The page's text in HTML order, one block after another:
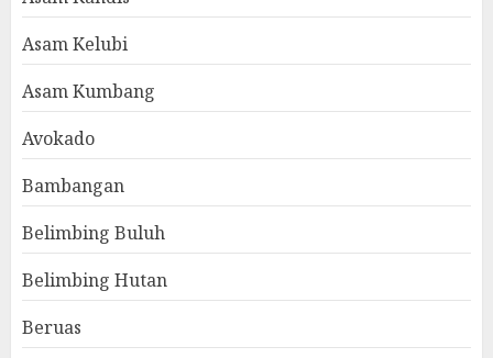
Asam Kelubi
Asam Kumbang
Avokado
Bambangan
Belimbing Buluh
Belimbing Hutan
Beruas